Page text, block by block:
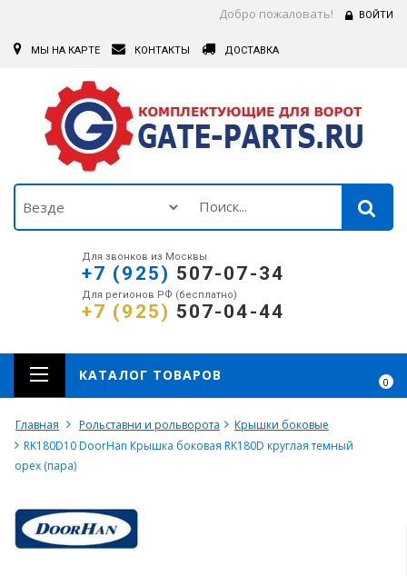
Добро пожаловать! ВОЙТИ
МЫ НА КАРТЕ КОНТАКТЫ ДОСТАВКА
Для звонков из Москвы
+7 (925) 507-07-34
Для регионов РФ (бесплатно)
+7 (925) 507-04-44
0
КАТАЛОГ ТОВАРОВ
Главная Рольставни и рольворота
Крышки боковые
RK180D10 DoorHan Крышка боковая RK180D круглая темный
орех (пара)